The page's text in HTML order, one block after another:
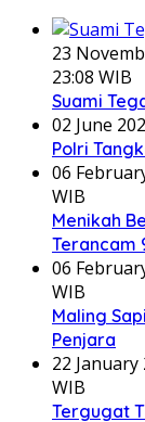
23
23:08 WIB
Suami
02 June
Polri
06
WIB
Menikah
Terancam
06
WIB
Maling
Penjara
22 January
WIB
Tergugat